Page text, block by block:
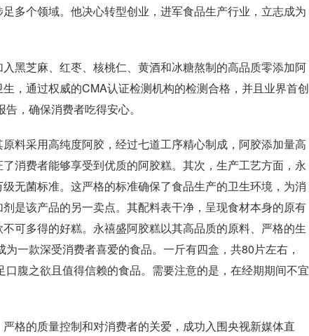
多个领域。他决心转型创业，进军食品生产行业，立志成为
黑芝麻、红枣、核桃仁、黄酒和冰糖熬制的高品质零添加阿
，通过权威的CMA认证检测机构的检测合格，并且业界首创
，确保消费者吃得安心。
料采用高纯度阿胶，经过七道工序精心制成，阿胶添加量高
消费者能够享受到优质的阿胶糕。其次，生产工艺方面，永
无菌标准。这严格的标准确保了食品生产的卫生环境，为消
是该产品的另一卖点。其配料表干净，呈现食材本身的原有
可多得的好糕。永禧盛阿胶糕以其高品质的原料、严格的生
一款深受消费者喜爱的食品。一斤有四盒，共80片左右，
腹之欲且值得信赖的食品。需要注意的是，在经期期间不宜
格的质量控制和对消费者的关爱，成功入围央视新媒体直